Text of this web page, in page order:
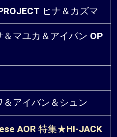
ヒナ＆カズマ
＆マユカ＆アイバン OP
＆アイバン＆シュン
AOR 特集★HI-JACK